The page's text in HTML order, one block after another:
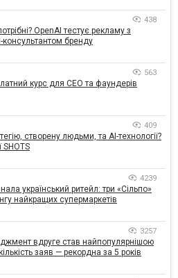
438
OpenAI тестує рекламу з
бренду
563
курс для CEO та фаундерів
409
створену людьми, та AI-технології?
SHOTS
4239
український ритейл: три «Сільпо»
найкращих супермаркетів
3257
вдруге став найпопулярнішою
заяв — рекордна за 5 років